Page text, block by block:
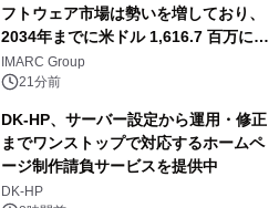
フトウェア市場は勢いを増しており、
2034年までに米ドル 1,616.7 百万に達
し、CAGR 3.42%で成長すると予測
IMARC Group
21分前
DK-HP、サーバー設定から運用・修正
までワンストップで対応するホームペ
ージ制作請負サービスを提供中
DK-HP